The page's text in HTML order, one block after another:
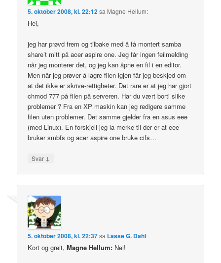
5. oktober 2008, kl. 22:12sa Magne Hellum:
Hei,
jeg har prøvd frem og tilbake med å få montert samba
share’t mitt på acer aspire one. Jeg får ingen feilmelding
når jeg monterer det, og jeg kan åpne en fil i en editor.
Men når jeg prøver å lagre filen igjen får jeg beskjed om
at det ikke er skrive-rettigheter. Det rare er at jeg har gjort
chmod 777 på filen på serveren. Har du vært borti slike
problemer ? Fra en XP maskin kan jeg redigere samme
filen uten problemer. Det samme gjelder fra en asus eee
(med Linux). En forskjell jeg la merke til der er at eee
bruker smbfs og acer aspire one bruke cifs…
Svar ↓
5. oktober 2008, kl. 22:37sa Lasse G. Dahl:
Kort og greit,Magne Hellum: Nei!